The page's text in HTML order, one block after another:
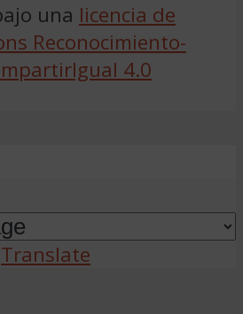
una licencia de
Reconocimiento-
4.0
Translate